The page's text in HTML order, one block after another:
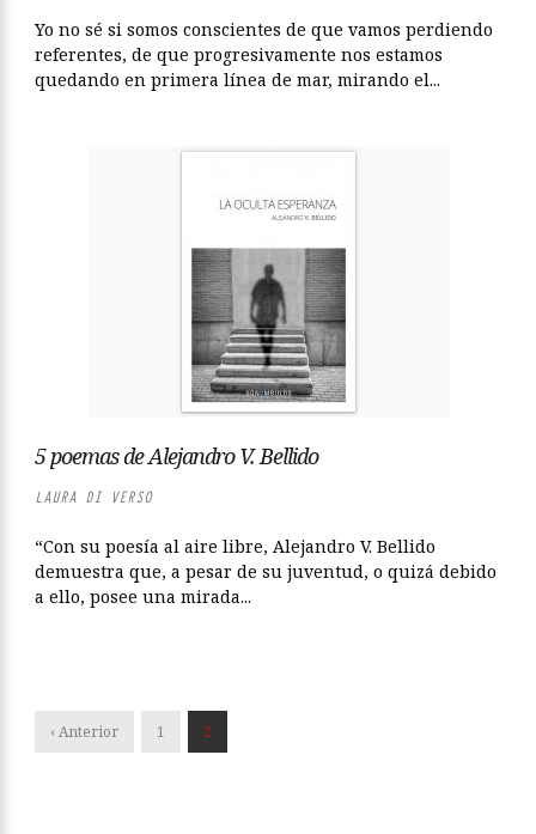
Yo no sé si somos conscientes de que vamos perdiendo
referentes, de que progresivamente nos estamos
quedando en primera línea de mar, mirando el...
5 poemas de Alejandro V. Bellido
LAURA DI VERSO
“Con su poesía al aire libre, Alejandro V. Bellido
demuestra que, a pesar de su juventud, o quizá debido
a ello, posee una mirada...
‹ Anterior 1 2